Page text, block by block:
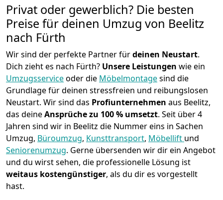
Privat oder gewerblich? Die besten
Preise für deinen Umzug von Beelitz
nach Fürth
Wir sind der perfekte Partner fürdeinen Neustart.
Dich zieht es nach Fürth? Unsere Leistungen wie ein
Umzugsserviceoder die Möbelmontagesind die
Grundlage für deinen stressfreien und reibungslosen
Neustart. Wir sind das Profiunternehmen aus Beelitz,
das deineAnsprüche zu 100 % umsetzt. Seit über 4
Jahren sind wir in Beelitz die Nummer eins in Sachen
Umzug, Büroumzug, Kunsttransport, Möbellift und
Seniorenumzug. Gerne übersenden wir dir ein Angebot
und du wirst sehen, die professionelle Lösung ist
weitaus kostengünstiger, als du dir es vorgestellt
hast.